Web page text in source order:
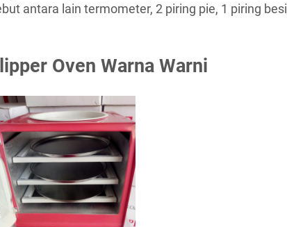
antara lain termometer, 2 piring pie, 1 piring besi
Oven Warna Warni